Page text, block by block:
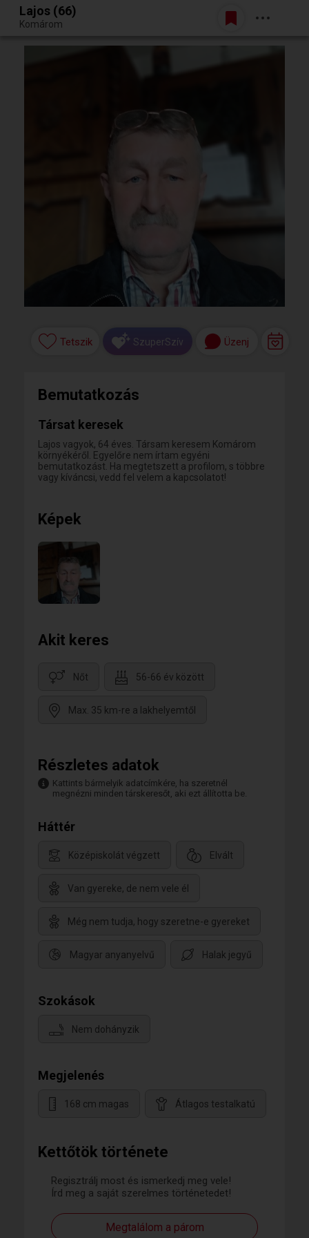
Egy jó randiból bármi lehet.
Belépés
Lajos (66)
Komárom
Kettőtök története
Regisztrálj most és ismerkedj meg vele!
Írd meg a saját szerelmes történetedet!
Megtalálom a párom
Tetszik SzuperSzív Üzenj
Bemutatkozás
Társat keresek
Lajos vagyok, 64 éves. Társam keresem Komárom
környékéről. Egyelőre nem írtam egyéni
bemutatkozást. Ha megtetszett a profilom, s többre
vagy kíváncsi, vedd fel velem a kapcsolatot!
Képek
Akit keres
Nőt 56-66 év között
Max. 35 km-re a lakhelyemtől
Részletes adatok
Kattints bármelyik adatcímkére, ha szeretnél
megnézni minden társkeresőt, aki ezt állította be.
Háttér
Középiskolát végzett Elvált
Van gyereke, de nem vele él
Még nem tudja, hogy szeretne-e gyereket
Magyar anyanyelvű Halak jegyű
Szokások
Nem dohányzik
Megjelenés
168 cm magas Átlagos testalkatú